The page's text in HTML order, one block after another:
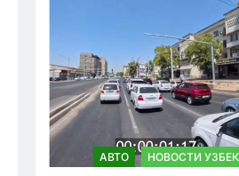
АВТО НОВОСТИ